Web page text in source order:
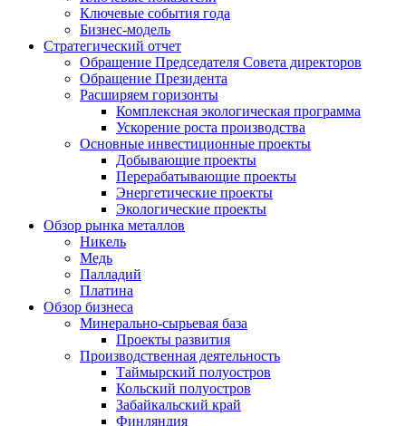
Ключевые события года
Бизнес-модель
Стратегический отчет
Обращение Председателя Совета директоров
Обращение Президента
Расширяем горизонты
Комплексная экологическая программа
Ускорение роста производства
Основные инвестиционные проекты
Добывающие проекты
Перерабатывающие проекты
Энергетические проекты
Экологические проекты
Обзор рынка металлов
Никель
Медь
Палладий
Платина
Обзор бизнеса
Минерально-сырьевая база
Проекты развития
Производственная деятельность
Таймырский полуостров
Кольский полуостров
Забайкальский край
Финляндия